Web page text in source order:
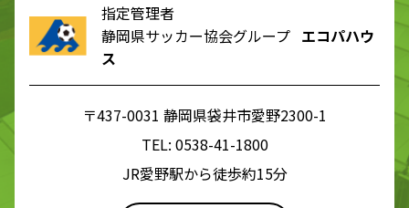
指定管理者
静岡県サッカー協会グループ エコパハウ
ス
〒437-0031 静岡県袋井市愛野2300-1
TEL: 0538-41-1800
JR愛野駅から徒歩約15分